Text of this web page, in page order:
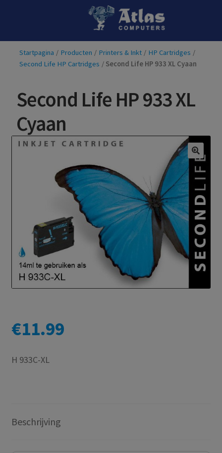
Ga
naar
navigatie
Ga
de
inhoud
Startpagina / Producten / Printers & Inkt / HP Cartridges /
Second Life HP Cartridges / Second Life HP 933 XL Cyaan
Second Life HP 933 XL
Cyaan
€11.99
H 933C-XL
Beschrijving